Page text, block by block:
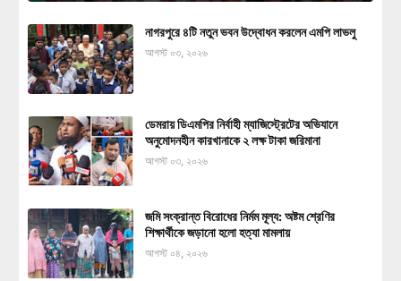
নাগরপুরে ৪টি নতুন ভবন উদ্বোধন করলেন এমপি লাভলু
আগস্ট ০৩, ২০২৬
ডেমরায় ডিএমপির নির্বাহী ম্যাজিস্ট্রেটের অভিযানে
অনুমোদনহীন কারখানাকে ২ লক্ষ টাকা জরিমানা
আগস্ট ০৩, ২০২৬
জমি সংক্রান্ত বিরোধের নির্মম মূল্য: অষ্টম শ্রেণির
শিক্ষার্থীকে জড়ানো হলো হত্যা মামলায়
আগস্ট ০৪, ২০২৬